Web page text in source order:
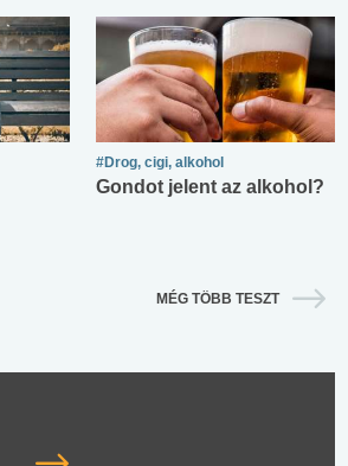
#Drog, cigi, alkohol
Gondot jelent az alkohol?
MÉG TÖBB TESZT